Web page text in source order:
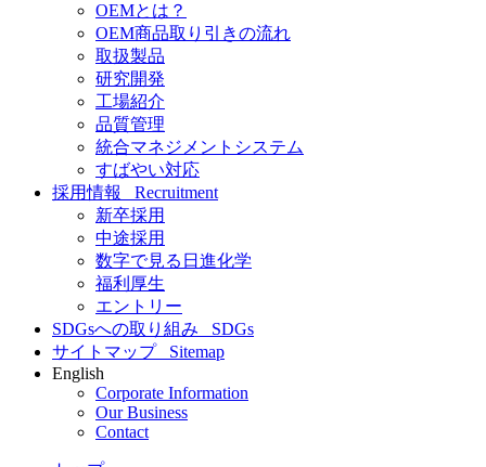
OEMとは？
OEM商品取り引きの流れ
取扱製品
研究開発
工場紹介
品質管理
統合マネジメントシステム
すばやい対応
採用情報 Recruitment
新卒採用
中途採用
数字で見る日進化学
福利厚生
エントリー
SDGsへの取り組み SDGs
サイトマップ Sitemap
English
Corporate Information
Our Business
Contact